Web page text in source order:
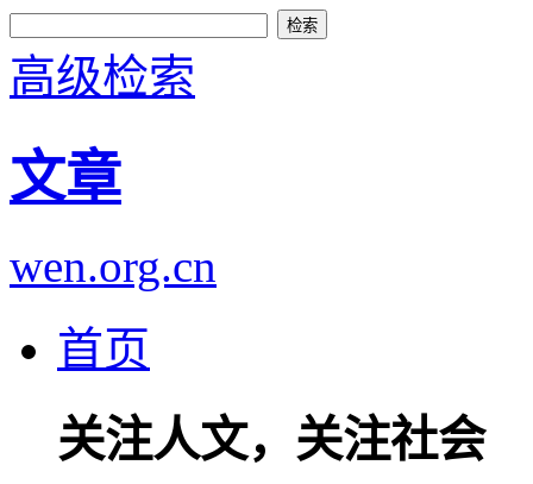
高级检索
文章
wen.org.cn
首页
关注人文，关注社会